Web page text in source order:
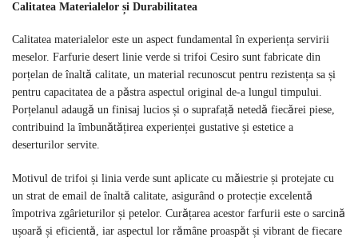
Calitatea Materialelor și Durabilitatea
Calitatea materialelor este un aspect fundamental în experiența servirii
meselor. Farfurie desert linie verde si trifoi Cesiro sunt fabricate din
porțelan de înaltă calitate, un material recunoscut pentru rezistența sa și
pentru capacitatea de a păstra aspectul original de-a lungul timpului.
Porțelanul adaugă un finisaj lucios și o suprafață netedă fiecărei piese,
contribuind la îmbunătățirea experienței gustative și estetice a
deserturilor servite.
Motivul de trifoi și linia verde sunt aplicate cu măiestrie și protejate cu
un strat de email de înaltă calitate, asigurând o protecție excelentă
împotriva zgârieturilor și petelor. Curățarea acestor farfurii este o sarcină
ușoară și eficientă, iar aspectul lor rămâne proaspăt și vibrant de fiecare